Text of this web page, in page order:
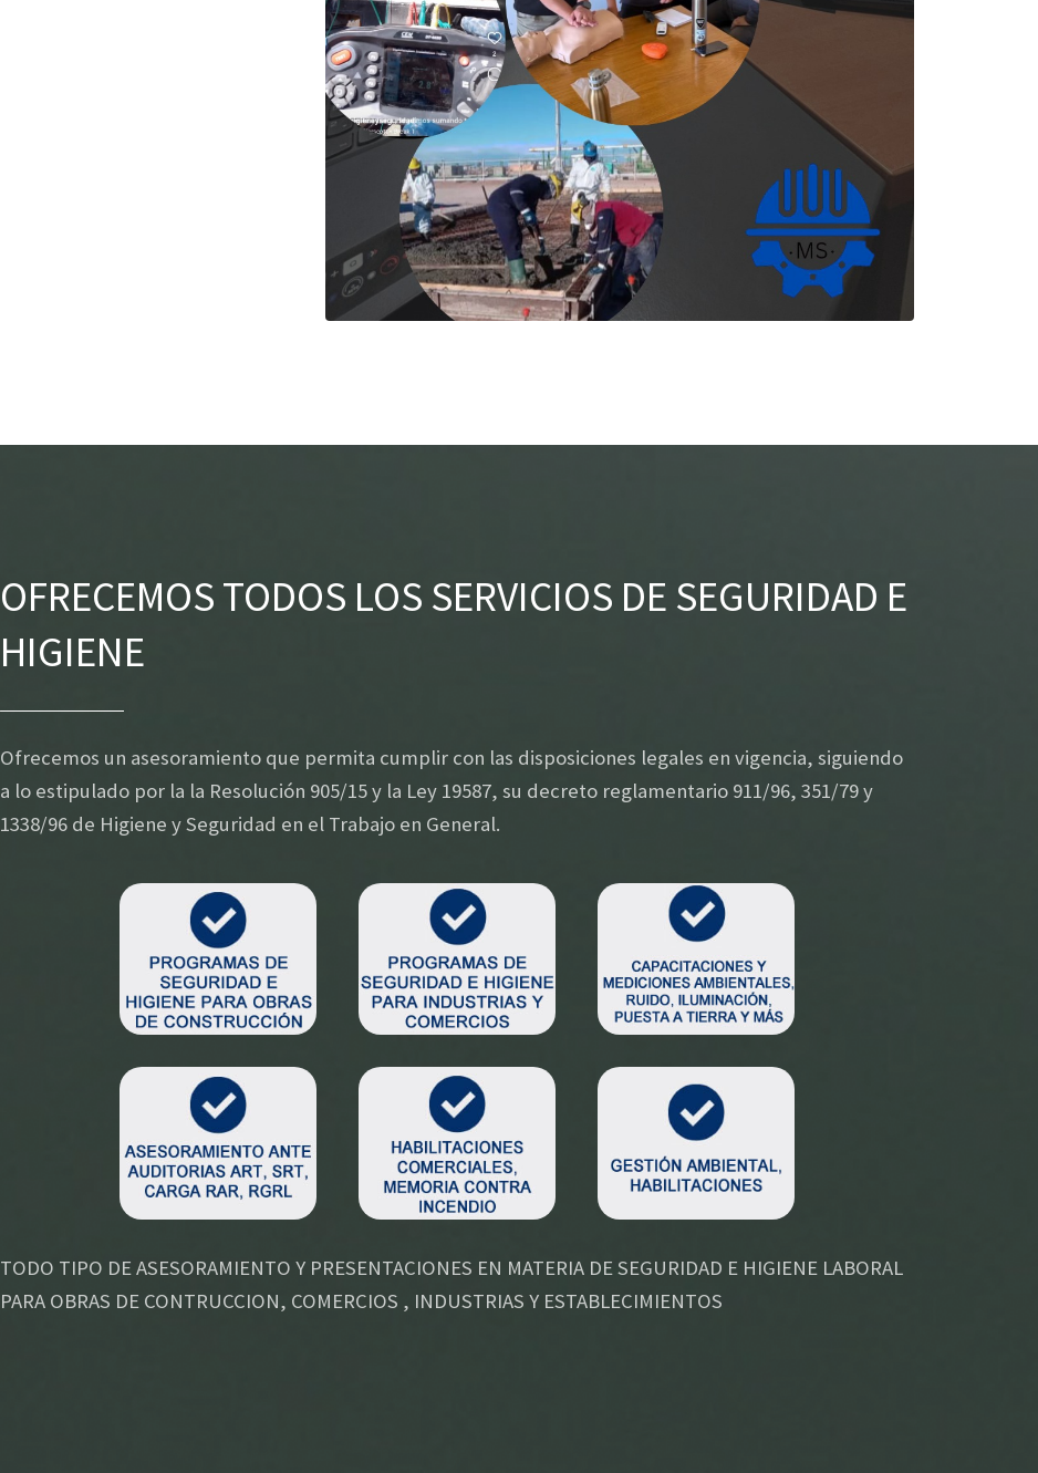
OFRECEMOS TODOS LOS SERVICIOS ​DE SEGURIDAD E
HIGIENE
Ofrecemos un asesoramiento que permita cumplir con las disposiciones legales en vigencia, siguiendo
a lo ​estipulado por la la Resolución 905/15 y la Ley 19587, su decreto reglamentario 911/96, 351/79 y
1338/96 ​de Higiene y Seguridad en el Trabajo en General.
TODO TIPO DE ASESORAMIENTO Y PRESENTACIONES EN MATERIA DE SEGURIDAD E HIGIENE LABORAL
PARA OBRAS DE CONTRUCCION, COMERCIOS , INDUSTRIAS Y ESTABLECIMIENTOS